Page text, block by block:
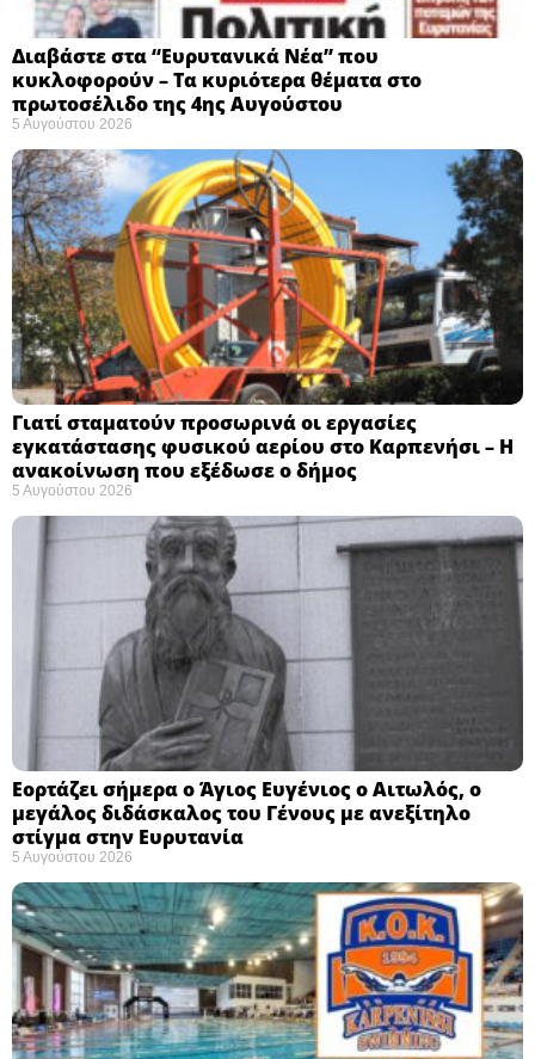
Διαβάστε στα “Ευρυτανικά Νέα” που
κυκλοφορούν – Τα κυριότερα θέματα στο
πρωτοσέλιδο της 4ης Αυγούστου
5 Αυγούστου 2026
Γιατί σταματούν προσωρινά οι εργασίες
εγκατάστασης φυσικού αερίου στο Καρπενήσι – Η
ανακοίνωση που εξέδωσε ο δήμος
5 Αυγούστου 2026
Εορτάζει σήμερα ο Άγιος Ευγένιος ο Αιτωλός, ο
μεγάλος διδάσκαλος του Γένους με ανεξίτηλο
στίγμα στην Ευρυτανία
5 Αυγούστου 2026